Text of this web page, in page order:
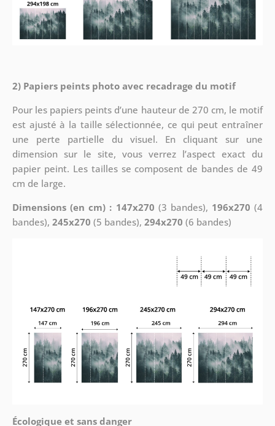
2) Papiers peints photo avec recadrage du motif
Pour les papiers peints d’une hauteur de 270 cm, le motif
est ajusté à la taille sélectionnée, ce qui peut entraîner
une perte partielle du visuel. En cliquant sur une
dimension sur le site, vous verrez l’aspect exact du
papier peint. Les tailles se composent de bandes de 49
cm de large.
Dimensions (en cm) : 147x270 (3 bandes), 196x270 (4
bandes), 245x270 (5 bandes), 294x270 (6 bandes)
Écologique et sans danger